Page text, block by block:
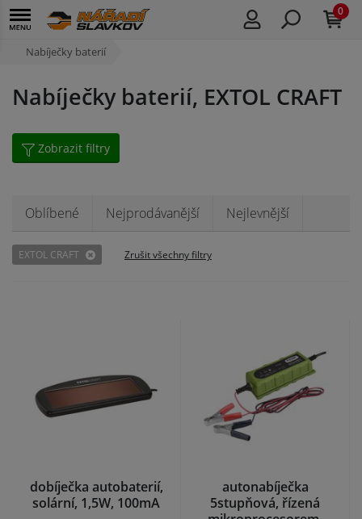
0
Nabíječky baterií
Nabíječky baterií, EXTOL CRAFT
Zobrazit filtry
Oblíbené Nejprodávanější Nejlevnější
EXTOL CRAFT Zrušit všechny filtry
dobíječka autobaterií,
solární, 1,5W, 100mA
autonabíječka
5stupňová, řízená